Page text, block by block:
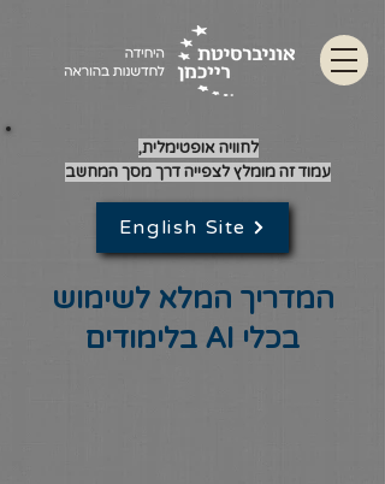
לחוויה אופטימלית,
עמוד זה מומלץ לצפייה דרך מסך המחשב
English Site
המדריך המלא לשימוש
בכלי AI בלימודים